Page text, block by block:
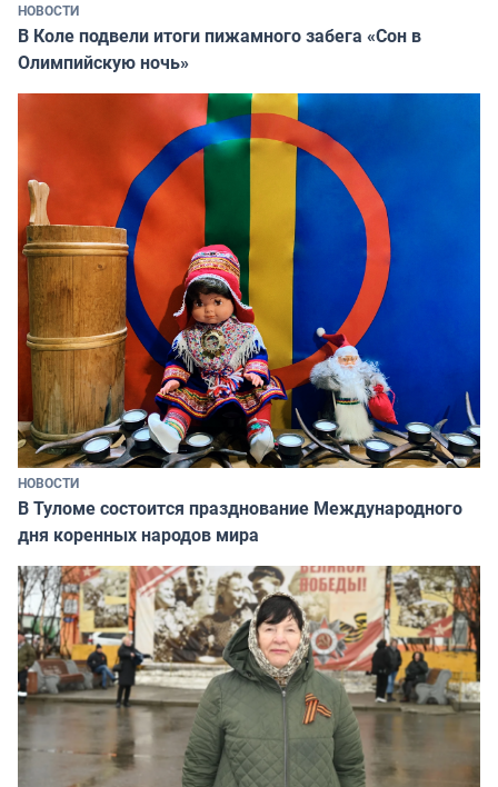
НОВОСТИ
В Коле подвели итоги пижамного забега «Сон в
Олимпийскую ночь»
НОВОСТИ
В Туломе состоится празднование Международного
дня коренных народов мира